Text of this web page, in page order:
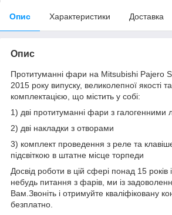
Опис Характеристики Доставка
Опис
Протитуманні фари на Mitsubishi Pajero
2015 року випуску, великолепної якості
комплектацією, що містить у собі:
1) дві протитуманні фари з галогенними
2) дві накладки з отворами
3) комплект проведення з реле та
підсвіткою в штатне місце торпеди
Досвід роботи в цій сфері понад 15 років
небудь питання з фарів, ми із
Вам.Звоніть і отримуйте кваліфіковану
безплатно.